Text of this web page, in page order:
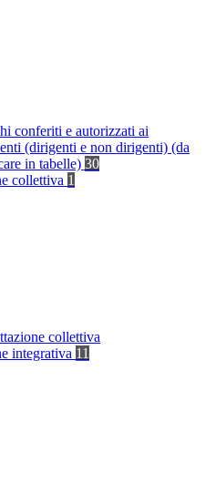
conferiti e autorizzati ai
(dirigenti e non dirigenti) (da
in tabelle) 30
collettiva 1
collettiva
integrativa 11